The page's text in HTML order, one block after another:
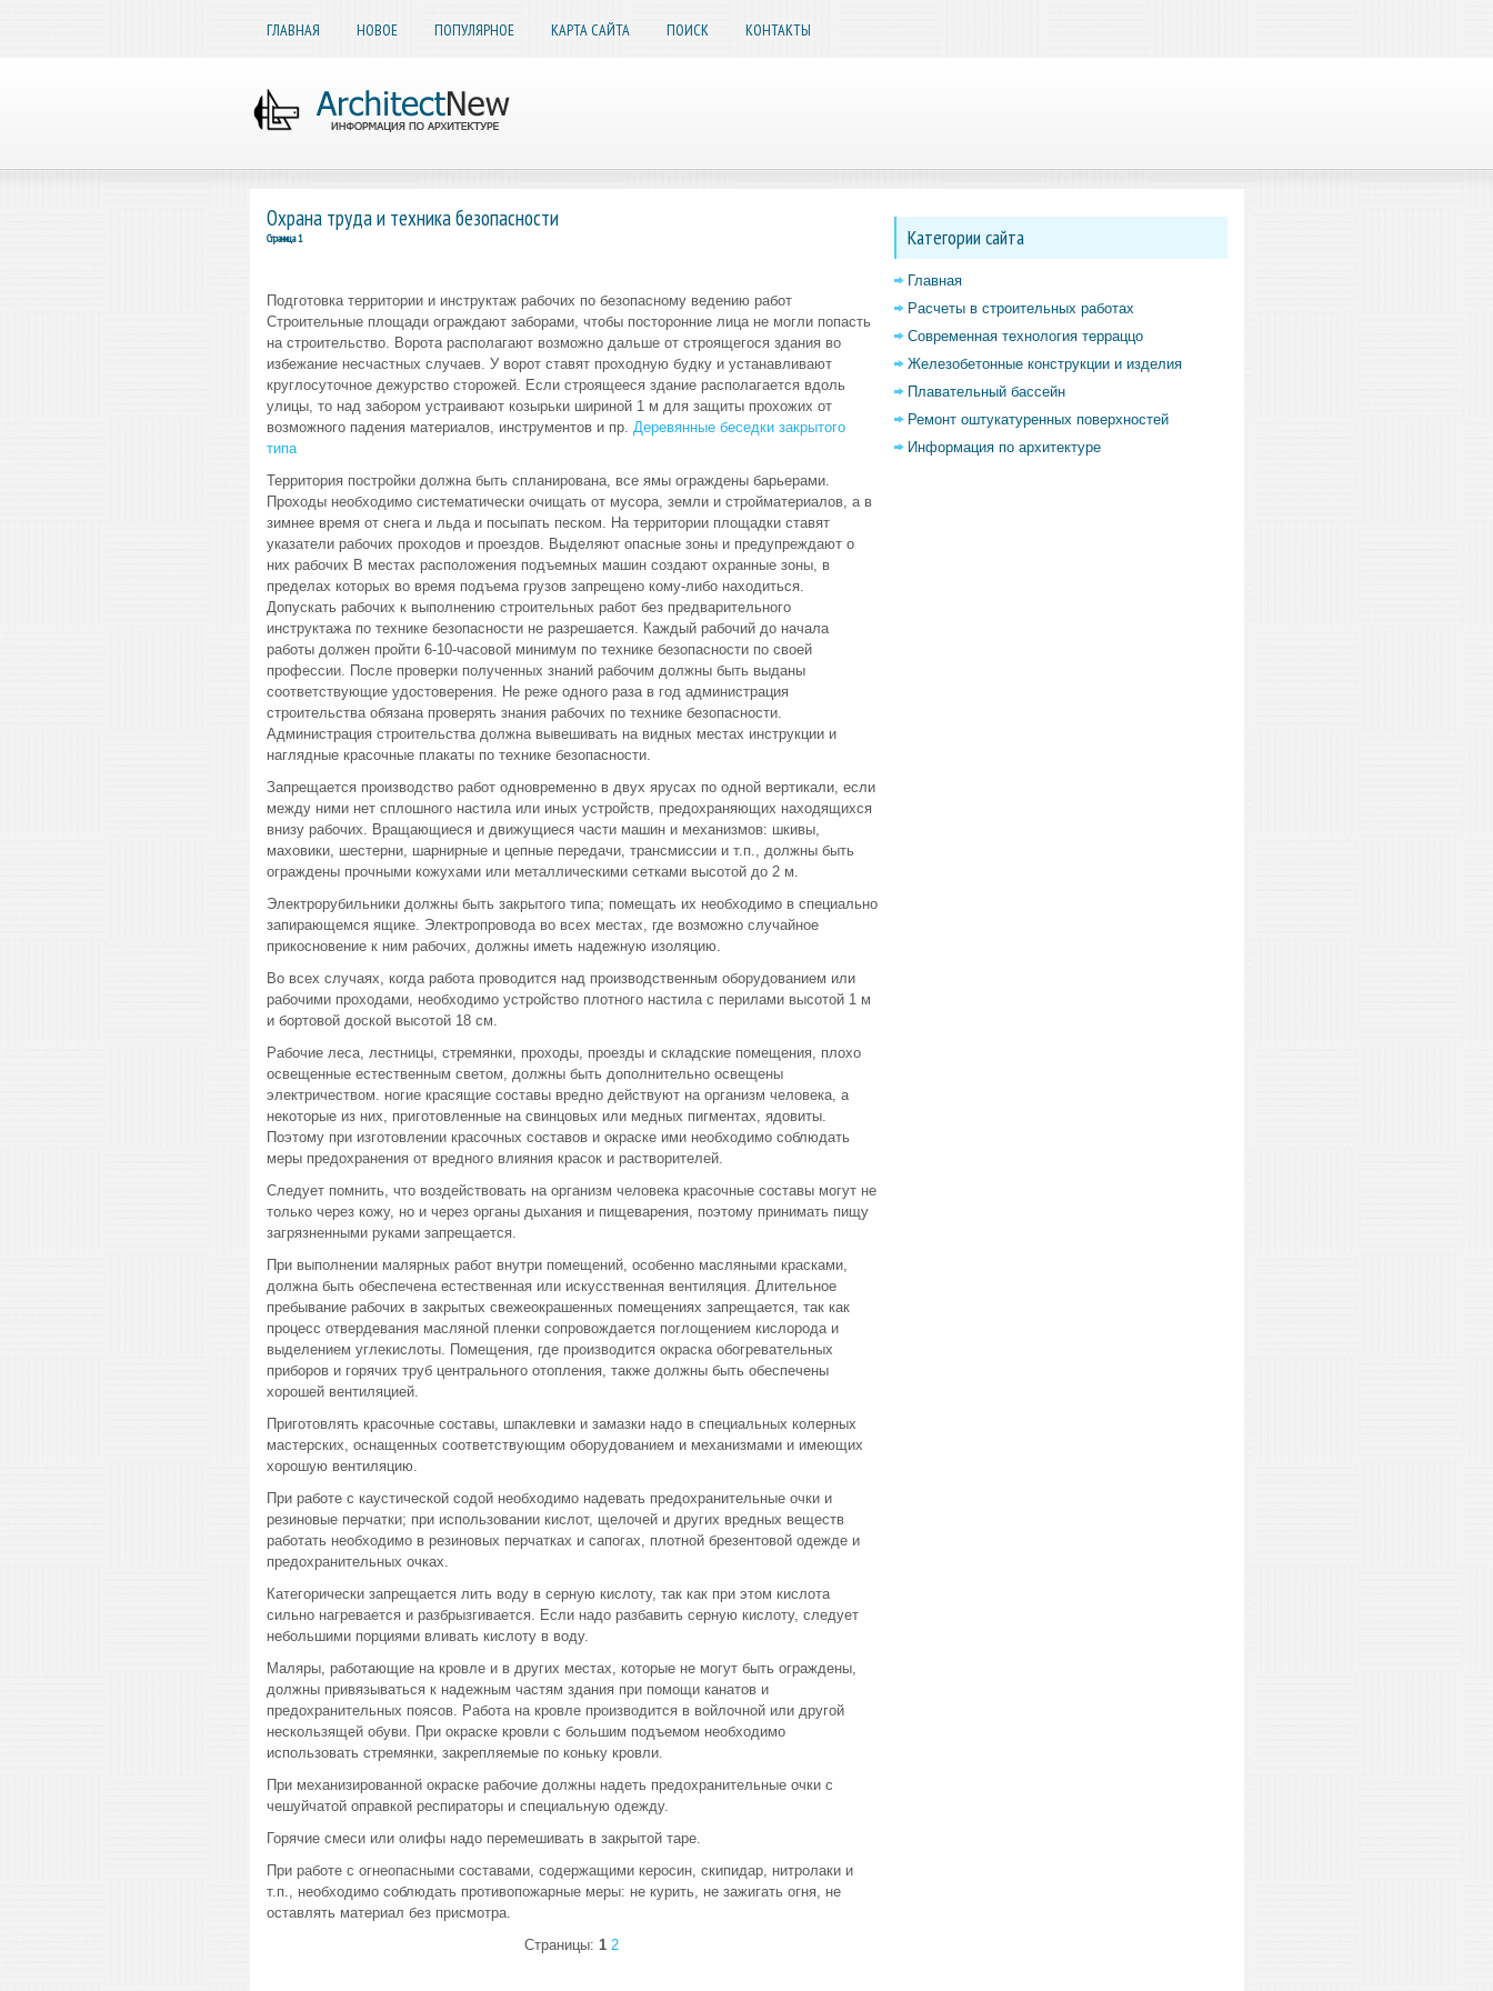
ГЛАВНАЯ НОВОЕ ПОПУЛЯРНОЕ КАРТА САЙТА ПОИСК КОНТАКТЫ
Охрана труда и техника безопасности
Страница 1
Подготовка территории и инструктаж рабочих по безопасному ведению работ
Строительные площади ограждают заборами, чтобы посторонние лица не могли попасть
на строительство. Ворота располагают возможно дальше от строящегося здания во
избежание несчастных случаев. У ворот ставят проходную будку и устанавливают
круглосуточное дежурство сторожей. Если строящееся здание располагается вдоль
улицы, то над забором устраивают козырьки шириной 1 м для защиты прохожих от
возможного падения материалов, инструментов и пр. Деревянные беседки закрытого
типа
Территория постройки должна быть спланирована, все ямы ограждены барьерами.
Проходы необходимо систематически очищать от мусора, земли и стройматериалов, а в
зимнее время от снега и льда и посыпать песком. На территории площадки ставят
указатели рабочих проходов и проездов. Выделяют опасные зоны и предупреждают о
них рабочих В местах расположения подъемных машин создают охранные зоны, в
пределах которых во время подъема грузов запрещено кому-либо находиться.
Допускать рабочих к выполнению строительных работ без предварительного
инструктажа по технике безопасности не разрешается. Каждый рабочий до начала
работы должен пройти 6-10-часовой минимум по технике безопасности по своей
профессии. После проверки полученных знаний рабочим должны быть выданы
соответствующие удостоверения. Не реже одного раза в год администрация
строительства обязана проверять знания рабочих по технике безопасности.
Администрация строительства должна вывешивать на видных местах инструкции и
наглядные красочные плакаты по технике безопасности.
Запрещается производство работ одновременно в двух ярусах по одной вертикали, если
между ними нет сплошного настила или иных устройств, предохраняющих находящихся
внизу рабочих. Вращающиеся и движущиеся части машин и механизмов: шкивы,
маховики, шестерни, шарнирные и цепные передачи, трансмиссии и т.п., должны быть
ограждены прочными кожухами или металлическими сетками высотой до 2 м.
Электрорубильники должны быть закрытого типа; помещать их необходимо в специально
запирающемся ящике. Электропровода во всех местах, где возможно случайное
прикосновение к ним рабочих, должны иметь надежную изоляцию.
Во всех случаях, когда работа проводится над производственным оборудованием или
рабочими проходами, необходимо устройство плотного настила с перилами высотой 1 м
и бортовой доской высотой 18 см.
Рабочие леса, лестницы, стремянки, проходы, проезды и складские помещения, плохо
освещенные естественным светом, должны быть дополнительно освещены
электричеством. ногие красящие составы вредно действуют на организм человека, а
некоторые из них, приготовленные на свинцовых или медных пигментах, ядовиты.
Поэтому при изготовлении красочных составов и окраске ими необходимо соблюдать
меры предохранения от вредного влияния красок и растворителей.
Следует помнить, что воздействовать на организм человека красочные составы могут не
только через кожу, но и через органы дыхания и пищеварения, поэтому принимать пищу
загрязненными руками запрещается.
При выполнении малярных работ внутри помещений, особенно масляными красками,
должна быть обеспечена естественная или искусственная вентиляция. Длительное
пребывание рабочих в закрытых свежеокрашенных помещениях запрещается, так как
процесс отвердевания масляной пленки сопровождается поглощением кислорода и
выделением углекислоты. Помещения, где производится окраска обогревательных
приборов и горячих труб центрального отопления, также должны быть обеспечены
хорошей вентиляцией.
Приготовлять красочные составы, шпаклевки и замазки надо в специальных колерных
мастерских, оснащенных соответствующим оборудованием и механизмами и имеющих
хорошую вентиляцию.
При работе с каустической содой необходимо надевать предохранительные очки и
резиновые перчатки; при использовании кислот, щелочей и других вредных веществ
работать необходимо в резиновых перчатках и сапогах, плотной брезентовой одежде и
предохранительных очках.
Категорически запрещается лить воду в серную кислоту, так как при этом кислота
сильно нагревается и разбрызгивается. Если надо разбавить серную кислоту, следует
небольшими порциями вливать кислоту в воду.
Маляры, работающие на кровле и в других местах, которые не могут быть ограждены,
должны привязываться к надежным частям здания при помощи канатов и
предохранительных поясов. Работа на кровле производится в войлочной или другой
нескользящей обуви. При окраске кровли с большим подъемом необходимо
использовать стремянки, закрепляемые по коньку кровли.
При механизированной окраске рабочие должны надеть предохранительные очки с
чешуйчатой оправкой респираторы и специальную одежду.
Горячие смеси или олифы надо перемешивать в закрытой таре.
При работе с огнеопасными составами, содержащими керосин, скипидар, нитролаки и
т.п., необходимо соблюдать противопожарные меры: не курить, не зажигать огня, не
оставлять материал без присмотра.
Страницы: 1 2
Категории сайта
Главная
Расчеты в строительных работах
Современная технология терраццо
Железобетонные конструкции и изделия
Плавательный бассейн
Ремонт оштукатуренных поверхностей
Информация по архитектуре